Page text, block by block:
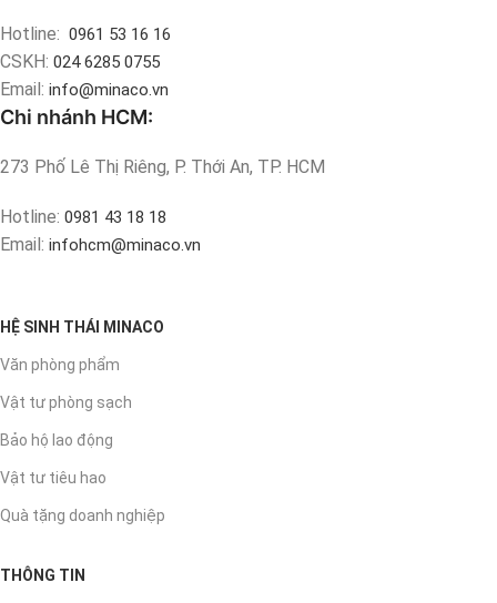
Hotline: 0961 53 16 16
CSKH: 024 6285 0755
Email: info@minaco.vn
Chi nhánh HCM:
273 Phố Lê Thị Riêng, P. Thới An, TP. HCM
Hotline: 0981 43 18 18
Email: infohcm@minaco.vn
HỆ SINH THÁI MINACO
Văn phòng phẩm
Vật tư phòng sạch
Bảo hộ lao động
Vật tư tiêu hao
Quà tặng doanh nghiệp
THÔNG TIN